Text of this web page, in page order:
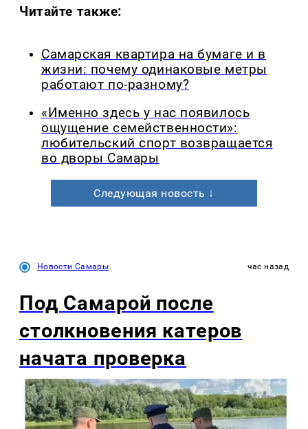
Читайте также:
Самарская квартира на бумаге и в
жизни: почему одинаковые метры
работают по-разному?
«Именно здесь у нас появилось
ощущение семейственности»:
любительский спорт возвращается
во дворы Самары
Следующая новость ↓
Новости Самары час назад
Под Самарой после
столкновения катеров
начата проверка